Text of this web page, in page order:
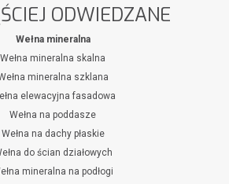
ODWIEDZANE
Wełna mineralna
Wełna mineralna skalna
mineralna szklana
elewacyjna fasadowa
Wełna na poddasze
Wełna na dachy płaskie
do ścian działowych
mineralna na podłogi